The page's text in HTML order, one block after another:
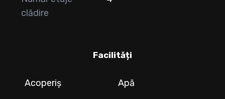
clădire
Facilități
Acoperiș
Apă